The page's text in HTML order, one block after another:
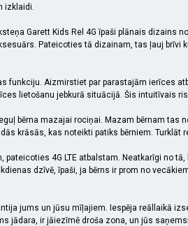
izklaidi.
Garett Kids Rel 4G īpaši plānais
Pateicoties tā dizainam, tas ļauj
funkciju. Aizmirstiet par parastajām ierīces
lietošanu jebkurā situācijā. Šis intuitīvais
bērna mazajai rociņai. Mazam bērnam
krāsās, kas noteikti patiks bērniem. Turklāt
4G LTE atbalstam. Neatkarīgi no
dzīvē, īpaši, ja bērns ir prom no
jums un jūsu mīļajiem. Iespēja reāllaikā
jādara, ir jāiezīmē droša zona, un jūs